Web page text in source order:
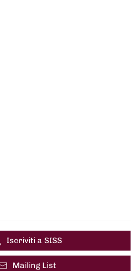
Iscriviti a SISS
Mailing List